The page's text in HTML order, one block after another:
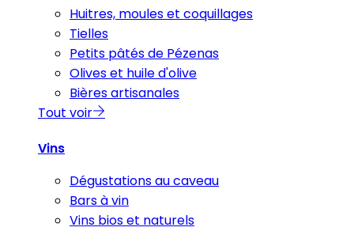
Huitres, moules et coquillages
Tielles
Petits pâtés de Pézenas
Olives et huile d'olive
Bières artisanales
Tout voir
Vins
Dégustations au caveau
Bars à vin
Vins bios et naturels